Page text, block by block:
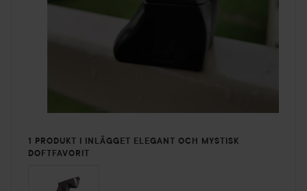
1 PRODUKT I INLÄGGET ELEGANT OCH MYSTISK
DOFTFAVORIT